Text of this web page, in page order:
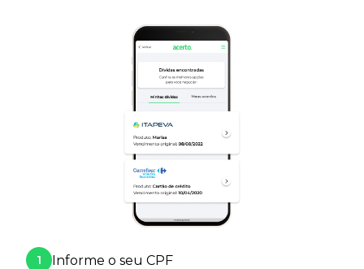
1 Informe o seu CPF